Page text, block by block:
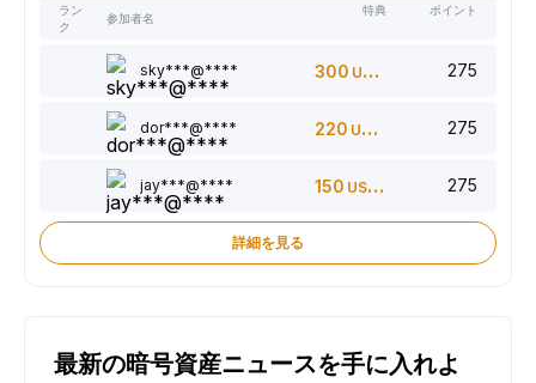
ラン
ク
参加者名
特典 ポイント
sky***@**** 300 USDT 275
dor***@**** 220 USDT 275
jay***@**** 150 USDT 275
詳細を見る
最新の暗号資産ニュースを手に入れよ